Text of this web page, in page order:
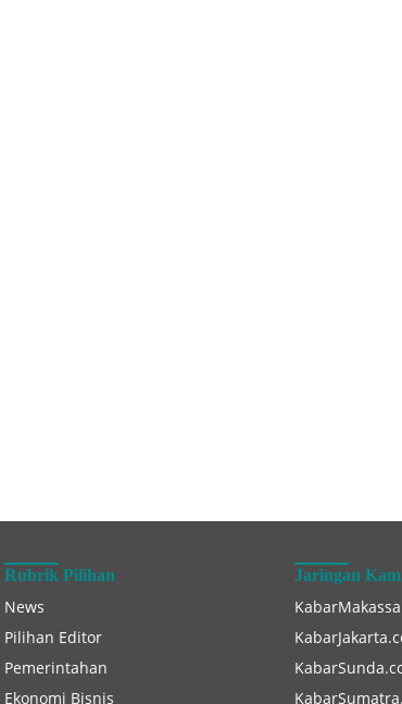
Rubrik Pilihan
News
Pilihan Editor
Pemerintahan
Ekonomi Bisnis
Jaringan